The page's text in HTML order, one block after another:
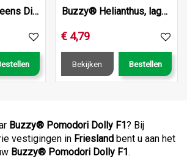
Buzzy® Microgreens Dish Daikon Radijs (6) Buzzy® Helianthus, lage Potzonnebloem Pacino
€ 4,79
Bekijken Bestellen
Buzzy® Pomodori Dolly F1 ? Bij
vestigingen in Friesland bent u aan het
Buzzy® Pomodori Dolly F1 .